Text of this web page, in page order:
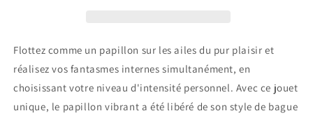
Flottez comme un papillon sur les ailes du pur plaisir et
réalisez vos fantasmes internes simultanément, en
choisissant votre niveau d'intensité personnel. Avec ce jouet
unique, le papillon vibrant a été libéré de son style de bague